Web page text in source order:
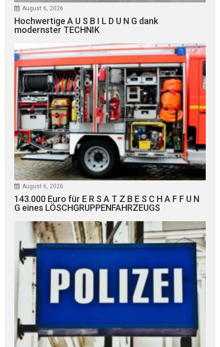
August 6, 2026
Hochwertige A U S B I L D U N G dank
modernster TECHNIK
August 6, 2026
143.000 Euro für E R S A T Z B E S C H A F F U N
G eines LÖSCHGRUPPENFAHRZEUGS